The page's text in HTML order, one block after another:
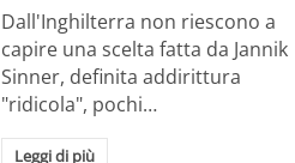
Dall'Inghilterra non riescono a
capire una scelta fatta da Jannik
Sinner, definita addirittura
"ridicola", pochi…
Leggi di più